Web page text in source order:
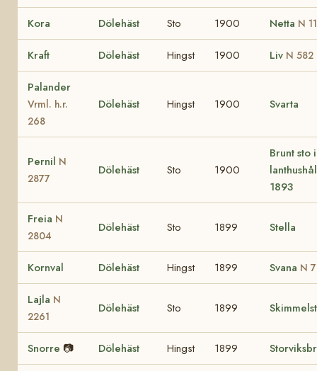
Kora Dölehäst Sto 1900 Netta N
Kraft Dölehäst Hingst 1900 Liv N 582
Palander
Vrml. h.r.
268
Dölehäst Hingst 1900 Svarta
Pernil N
2877
Dölehäst Sto 1900
Brunt sto
1893
Freia N
2804
Dölehäst Sto 1899 Stella
Kornval Dölehäst Hingst 1899 Svana N
Lajla N
2261
Dölehäst Sto 1899
Snorre 📷 Dölehäst Hingst 1899